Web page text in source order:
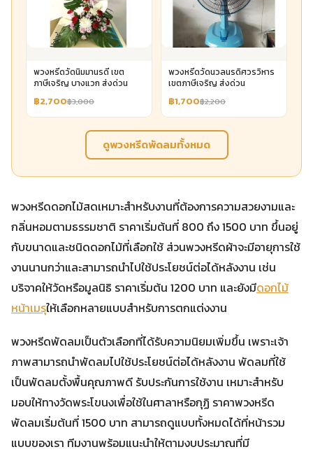
พวงหรีดวัดนิมมานรดี เขต
ภาษีเจริญ บางแวก ส่งด่วน
฿2,700฿3,000
พวงหรีดวัดนวลนรดิศวรวิหาร
เขตภาษีเจริญ ส่งด่วน
฿1,700฿2,200
ดูพวงหรีดพัดลมทั้งหมด
พวงหรีดดอกไม้สดเหมาะสำหรับงานที่ต้องการความสวยงามและ
กลิ่นหอมตามธรรมชาติ ราคาเริ่มต้นที่ 800 ถึง 1500 บาท ขึ้นอยู่
กับขนาดและชนิดดอกไม้ที่เลือกใช้ ส่วนพวงหรีดผ้าจะมีอายุการใช้
งานนานกว่าและสามารถนำไปใช้ประโยชน์ต่อได้หลังงาน เช่น
บริจาคให้วัดหรือมูลนิธิ ราคาเริ่มต้น 1200 บาท และยังมีดอกไม้
หน้าเมรุให้เลือกหลายแบบสำหรับการตกแต่งงาน
พวงหรีดพัดลมเป็นตัวเลือกที่ได้รับความนิยมเพิ่มขึ้น เพราะเจ้า
ภาพสามารถนำพัดลมไปใช้ประโยชน์ต่อได้หลังงาน พัดลมที่ใช้
เป็นพัดลมตั้งพื้นคุณภาพดี รับประกันการใช้งาน เหมาะสำหรับ
มอบให้ทางวัดพระโขนงเพื่อใช้ในศาลาหรือกุฏิ ราคาพวงหรีด
พัดลมเริ่มต้นที่ 1500 บาท สามารถดูแบบทั้งหมดได้ที่หน้ารวม
แบบของเรา ทีมงานพร้อมแนะนำให้ตามงบประมาณที่มี